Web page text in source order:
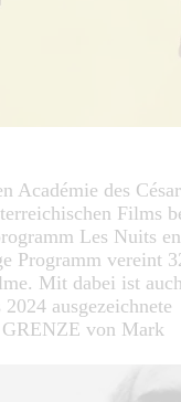
Académie des César
Films
Les Nuits
Programm vereint
Mit dabei ist
ausgezeichnete
von Mark